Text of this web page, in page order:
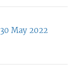
30 May 2022